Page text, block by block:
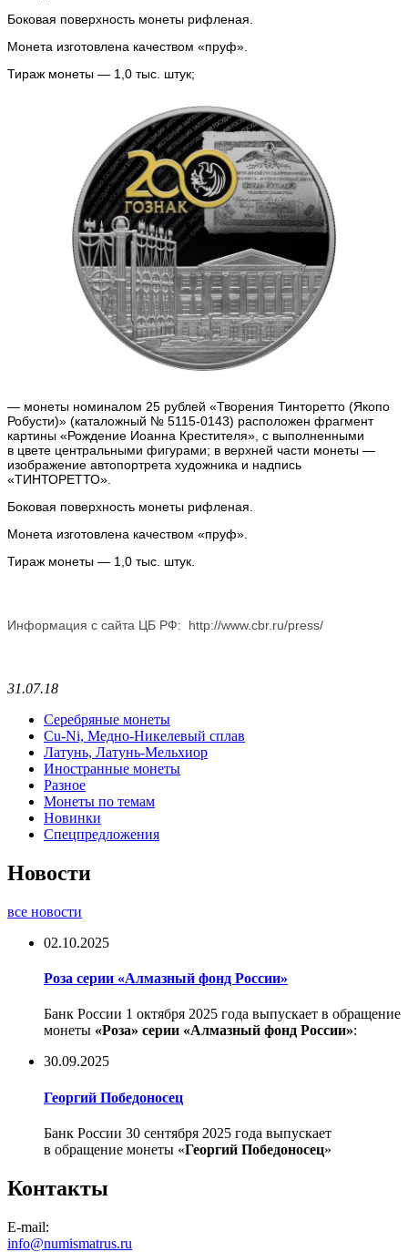
Боковая поверхность монеты рифленая.
Монета изготовлена качеством «пруф».
Тираж монеты — 1,0 тыс. штук;
— монеты номиналом 25 рублей «Творения Тинторетто (Якопо
Робусти)» (каталожный № 5115-0143) расположен фрагмент
картины «Рождение Иоанна Крестителя», с выполненными
в цвете центральными фигурами; в верхней части монеты —
изображение автопортрета художника и надпись
«ТИНТОРЕТТО».
Боковая поверхность монеты рифленая.
Монета изготовлена качеством «пруф».
Тираж монеты — 1,0 тыс. штук.
Информация с сайта ЦБ РФ: http://www.cbr.ru/press/
31.07.18
Серебряные монеты
Cu-Ni, Медно-Никелевый сплав
Латунь, Латунь-Мельхиор
Иностранные монеты
Разное
Монеты по темам
Новинки
Спецпредложения
Новости
все новости
02.10.2025
Роза серии «Алмазный фонд России»
Банк России 1 октября 2025 года выпускает в обращение
монеты «Роза» серии «Алмазный фонд России»:
30.09.2025
Георгий Победоносец
Банк России 30 сентября 2025 года выпускает
в обращение монеты «Георгий Победоносец»
Контакты
E-mail:
info@numismatrus.ru